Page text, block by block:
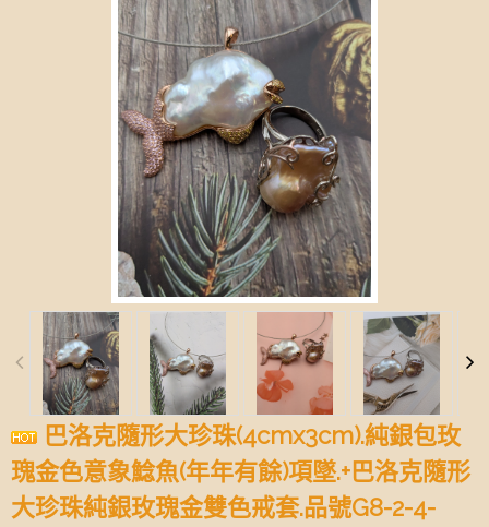
巴洛克隨形大珍珠(4cmx3cm).純銀包玫
瑰金色意象鯰魚(年年有餘)項墜.+巴洛克隨形
大珍珠純銀玫瑰金雙色戒套.品號G8-2-4-